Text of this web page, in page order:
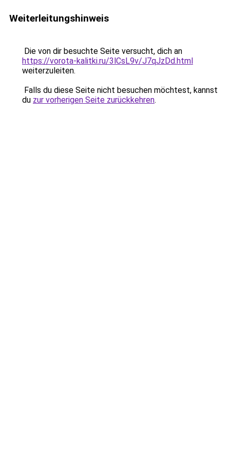
Weiterleitungshinweis
Die von dir besuchte Seite versucht, dich an
https://vorota-kalitki.ru/3lCsL9v/J7qJzDd.html
weiterzuleiten.
Falls du diese Seite nicht besuchen möchtest, kannst
du zur vorherigen Seite zurückkehren.